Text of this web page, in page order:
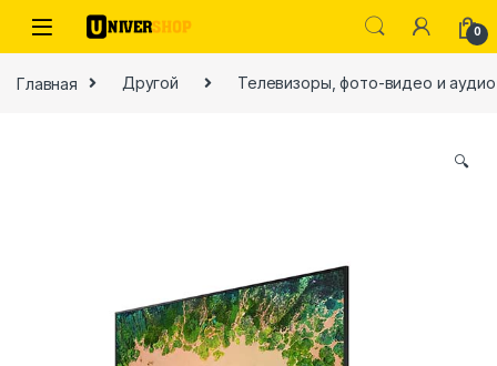
Skip to navigation
Skip to content
0
Главная Другой Телевизоры, фото-видео и аудио
🔍